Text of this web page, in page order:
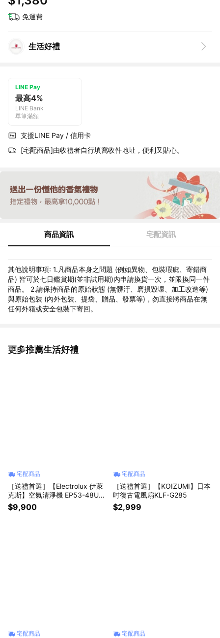
免運費
生活好禮
LINE Pay
最高4%
LINE Bank
單筆滿額
支援LINE Pay / 信用卡
[宅配商品]由收禮者自行填寫收件地址，便利又貼心。
商品資訊 宅配資訊
其他說明事項: 1.凡商品本身之問題 (例如異物、包裝瑕疵、寄錯商
品) 皆可於七日鑑賞期(並非試用期)內申請換貨一次，並限換同一件
商品。 2.請保持商品的原始狀態 (無髒汙、磨損毀壞、加工改造等)
與原始包裝 (內外包裝、提袋、贈品、發票等)，勿直接將商品在無
任何外箱或安全包裝下寄回。
更多推薦生活好禮
看更多
宅配商品
［送禮首選］【Electrolux 伊萊
克斯】空氣清淨機 EP53-48UG
A 沉穩灰
$9,900
宅配商品
［送禮首選］【KOIZUMI】日本
吋復古電風扇KLF-G285
$2,999
宅配商品 宅配商品